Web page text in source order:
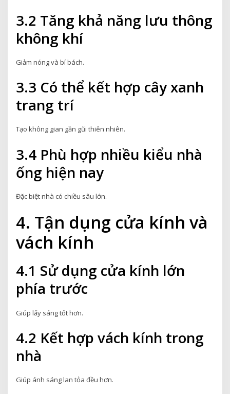
3.2 Tăng khả năng lưu thông
không khí
Giảm nóng và bí bách.
3.3 Có thể kết hợp cây xanh
trang trí
Tạo không gian gần gũi thiên nhiên.
3.4 Phù hợp nhiều kiểu nhà
ống hiện nay
Đặc biệt nhà có chiều sâu lớn.
4. Tận dụng cửa kính và
vách kính
4.1 Sử dụng cửa kính lớn
phía trước
Giúp lấy sáng tốt hơn.
4.2 Kết hợp vách kính trong
nhà
Giúp ánh sáng lan tỏa đều hơn.